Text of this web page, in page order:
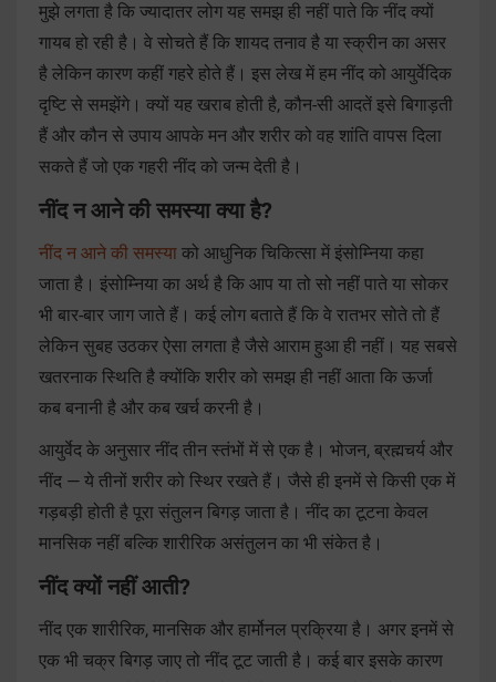
मुझे लगता है कि ज्यादातर लोग यह समझ ही नहीं पाते कि नींद क्यों
गायब हो रही है। वे सोचते हैं कि शायद तनाव है या स्क्रीन का असर
है लेकिन कारण कहीं गहरे होते हैं। इस लेख में हम नींद को आयुर्वेदिक
दृष्टि से समझेंगे। क्यों यह खराब होती है, कौन-सी आदतें इसे बिगाड़ती
हैं और कौन से उपाय आपके मन और शरीर को वह शांति वापस दिला
सकते हैं जो एक गहरी नींद को जन्म देती है।
नींद न आने की समस्या क्या है?
नींद न आने की समस्या को आधुनिक चिकित्सा में इंसोम्निया कहा
जाता है। इंसोम्निया का अर्थ है कि आप या तो सो नहीं पाते या सोकर
भी बार-बार जाग जाते हैं। कई लोग बताते हैं कि वे रातभर सोते तो हैं
लेकिन सुबह उठकर ऐसा लगता है जैसे आराम हुआ ही नहीं। यह सबसे
खतरनाक स्थिति है क्योंकि शरीर को समझ ही नहीं आता कि ऊर्जा
कब बनानी है और कब खर्च करनी है।
आयुर्वेद के अनुसार नींद तीन स्तंभों में से एक है। भोजन, ब्रह्मचर्य और
नींद — ये तीनों शरीर को स्थिर रखते हैं। जैसे ही इनमें से किसी एक में
गड़बड़ी होती है पूरा संतुलन बिगड़ जाता है। नींद का टूटना केवल
मानसिक नहीं बल्कि शारीरिक असंतुलन का भी संकेत है।
नींद क्यों नहीं आती?
नींद एक शारीरिक, मानसिक और हार्मोनल प्रक्रिया है। अगर इनमें से
एक भी चक्र बिगड़ जाए तो नींद टूट जाती है। कई बार इसके कारण